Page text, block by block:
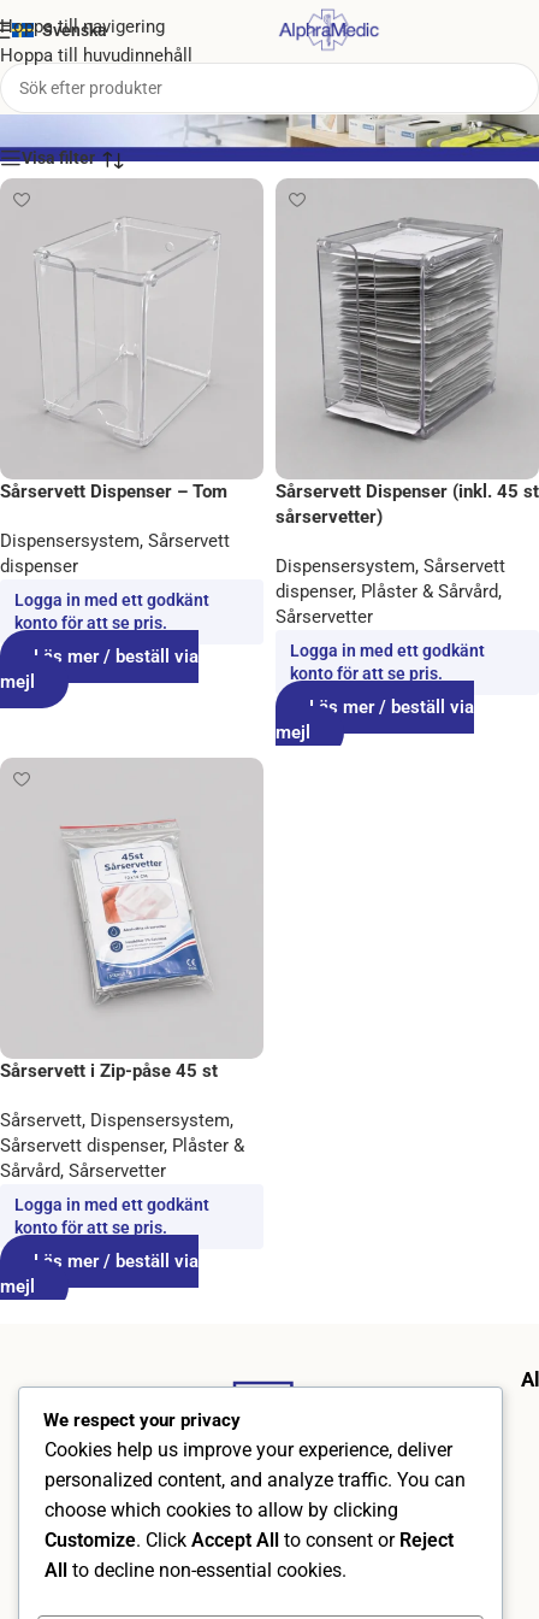
Hoppa till navigering
Hoppa till huvudinnehåll
Svenska
Sårservett dispenser
Sårservett Dispenser – Tom
Dispensersystem, Sårservett
dispenser
Logga in med ett godkänt
konto för att se pris.
Läs mer / beställ via
mejl
Sårservett Dispenser (inkl. 45 st
sårservetter)
Dispensersystem, Sårservett
dispenser, Plåster & Sårvård,
Sårservetter
Logga in med ett godkänt
konto för att se pris.
Läs mer / beställ via
mejl
Sårservett i Zip-påse 45 st
Sårservett, Dispensersystem,
Sårservett dispenser, Plåster &
Sårvård, Sårservetter
Logga in med ett godkänt
konto för att se pris.
Läs mer / beställ via
mejl
We respect your privacy
Cookies help us improve your experience, deliver
personalized content, and analyze traffic. You can
choose which cookies to allow by clicking
Customize. Click Accept All to consent or Reject
All to decline non-essential cookies.